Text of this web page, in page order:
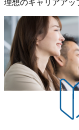
理想のキャリアアッ